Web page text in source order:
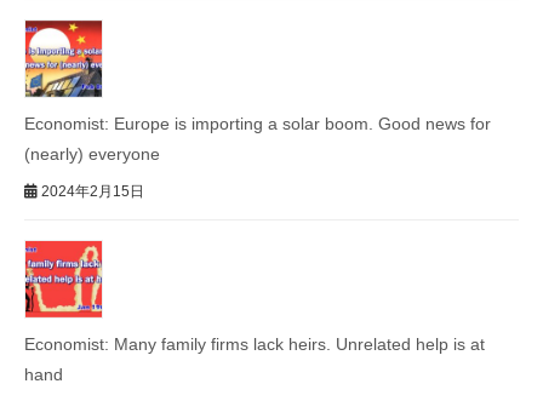
Economist: Europe is importing a solar boom. Good news for
(nearly) everyone
2024年2月15日
Economist: Many family firms lack heirs. Unrelated help is at
hand